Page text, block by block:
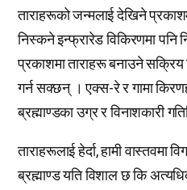
ताराहरूको जन्मलाई देखिने
निस्कने इन्फ्रारेड विकिरणमा पनि
प्रकाशमा ताराहरू बनाउने
गर्न सक्छन् । एक्स-रे र गामा
ब्रह्माण्डका उग्र र विनाशकारी
ताराहरूलाई हेर्दा, हामी वास्तवमा
ब्रह्माण्ड यति विशाल छ कि